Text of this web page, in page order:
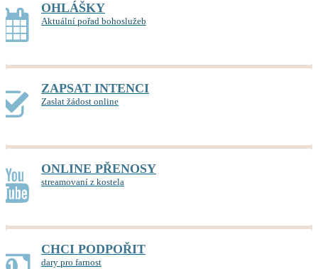
OHLÁŠKY
Aktuální pořad bohoslužeb
ZAPSAT INTENCI
Zaslat žádost online
ONLINE PŘENOSY
streamovaní z kostela
CHCI PODPOŘIT
dary pro farnost